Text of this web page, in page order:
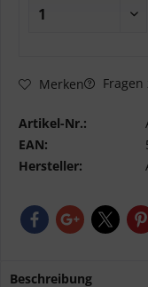
Merken
Artikel-Nr.:
EAN:
Hersteller:
Beschreibung